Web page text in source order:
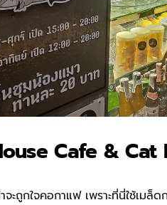
Cafe & Cat
จะถูกใจคอกาแฟ เพราะที่นี่ใช้เม